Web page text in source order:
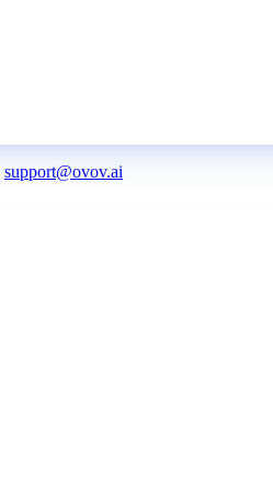
support@ovov.ai